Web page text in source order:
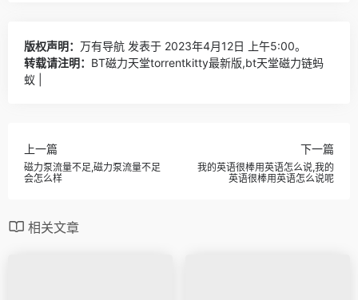
版权声明： 万有导航 发表于 2023年4月12日 上午5:00。
转载请注明： BT磁力天堂torrentkitty最新版,bt天堂磁力链蚂
蚁 |
上一篇
磁力泵流量不足,磁力泵流量不足
会怎么样
下一篇
我的英语很棒用英语怎么说,我的
英语很棒用英语怎么说呢
相关文章